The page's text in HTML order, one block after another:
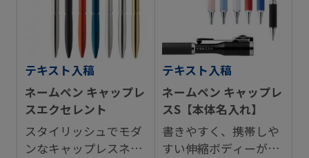
テキスト入稿
ネームペン キャップレ
スエクセレント
スタイリッシュでモダ
ンなキャップレスネー
テキスト入稿
ネームペン キャップレ
スS【本体名入れ】
書きやすく、携帯しや
すい伸縮ボディーが魅